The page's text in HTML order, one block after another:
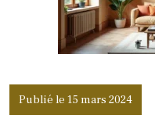
Publié le 15 mars 2024